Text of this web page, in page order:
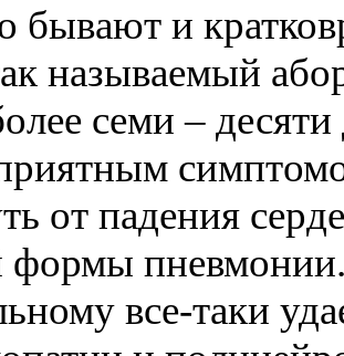
бывают и
называемый
семи –
от падения
формы
все-таки